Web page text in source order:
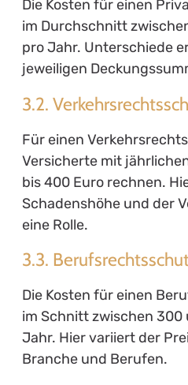
Die Kosten für einen
im Durchschnitt
pro Jahr. Unterschiede
jeweiligen
3.2.
Für einen
Versicherte mit
bis 400 Euro rechnen.
Schadenshöhe und der
eine Rolle.
3.3.
Die Kosten für einen
im Schnitt zwischen 300
Jahr. Hier variiert der
Branche und Berufen.